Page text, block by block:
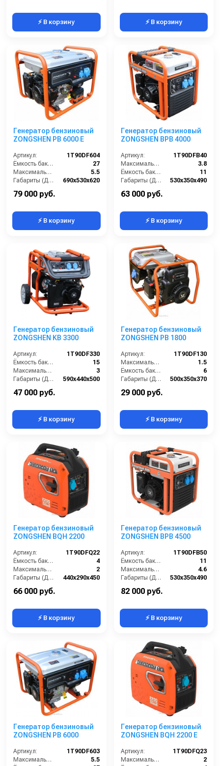
⚡ В корзину ⚡ В корзину
Генератор бензиновый
ZONGSHEN PB 6000 E
Артикул:
1T90DF604
Ёмкость бака (л):
27
Максимальная мощность (кВА):
5.5
Габариты (ДхШхВ):
690х530х620
Количество фаз:
79 000 руб.
⚡ В корзину
Генератор бензиновый
ZONGSHEN BPB 4000
Артикул:
1T90DFB40
Максимальная мощность (кВА):
3.8
Ёмкость бака (л):
11
Габариты (ДхШхВ):
530х350х490
Количество фаз:
63 000 руб.
⚡ В корзину
Генератор бензиновый
ZONGSHEN KB 3300
Артикул:
1T90DF330
Ёмкость бака (л):
15
Максимальная мощность (кВА):
3
Габариты (ДхШхВ):
590х440х500
Количество фаз:
47 000 руб.
⚡ В корзину
Генератор бензиновый
ZONGSHEN PB 1800
Артикул:
1T90DF130
Максимальная мощность (кВА):
1.5
Ёмкость бака (л):
6
Габариты (ДхШхВ):
500х350х370
Количество фаз:
29 000 руб.
⚡ В корзину
Генератор бензиновый
ZONGSHEN BQH 2200
Артикул:
1T90DFQ22
Ёмкость бака (л):
4
Максимальная мощность (кВА):
2
Габариты (ДхШхВ):
440х290х450
Количество фаз:
66 000 руб.
⚡ В корзину
Генератор бензиновый
ZONGSHEN BPB 4500
Артикул:
1T90DFB50
Ёмкость бака (л):
11
Максимальная мощность (кВА):
4.6
Габариты (ДхШхВ):
530х350х490
Количество фаз:
82 000 руб.
⚡ В корзину
Генератор бензиновый
ZONGSHEN PB 6000
Артикул:
1T90DF603
Максимальная мощность (кВА):
5.5
Генератор бензиновый
ZONGSHEN BQH 2200 E
Артикул:
1T90DFQ23
Максимальная мощность (кВА):
2